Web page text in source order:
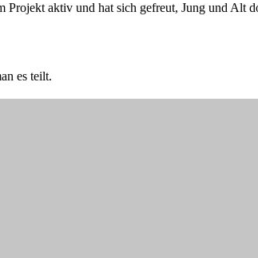
Projekt aktiv und hat sich gefreut, Jung und
es teilt.